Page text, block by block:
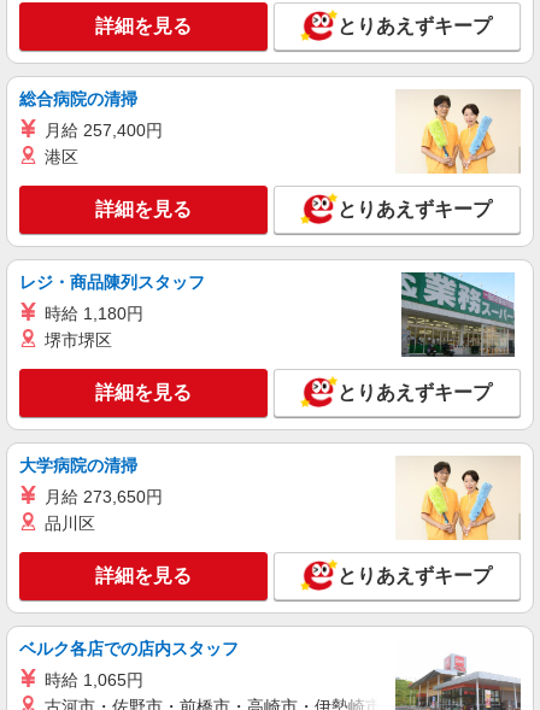
時給1,250円以上 試用期間中 時給1,250円以上
(試用期間2ヶ月) 残業が発生した場合、残業代を1
分単位で別途支給します。
詳細を見る
パート
コンパスグループ・ジャパン株式会社 66124_p
NEW
調理員【アルバイト・パート】
時給1,500円以上 試用期間中 時給1,500円以上
西東京ケアコミュニティそよ風 （東京都西東
詳細を見る
アルバイト パート
そんぽの家Ｓ 保谷駅前
NEW
入がありましたら、ご相談いただければ希望条件
に合うかの確認もいたします。 ★時間外手当別途
支給 ★上記金額は働きがい向上手当を含みます。
なる） 社会保険加入者は更に＋50円
東京都西東京市東町3丁目5-2
キープ
アルバイト パート
詳細を見る とりあえずキープ
総合病院の清掃
月給 257,400円
港区
詳細を見る とりあえずキープ
レジ・商品陳列スタッフ
時給 1,180円
堺市堺区
詳細を見る とりあえずキープ
大学病院の清掃
月給 273,650円
品川区
詳細を見る とりあえずキープ
ベルク各店での店内スタッフ
時給 1,065円